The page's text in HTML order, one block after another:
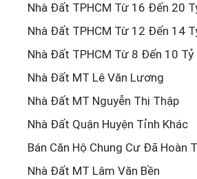
Nhà Đất TPHCM Từ 16 Đến 20
Nhà Đất TPHCM Từ 12 Đến 14
Nhà Đất TPHCM Từ 8 Đến 10 Tỷ
Nhà Đất MT Lê Văn Lương
Nhà Đất MT Nguyễn Thị Thập
Nhà Đất Quận Huyện Tỉnh Khác
Bán Căn Hộ Chung Cư Đã Hoàn
Nhà Đất MT Lâm Văn Bền